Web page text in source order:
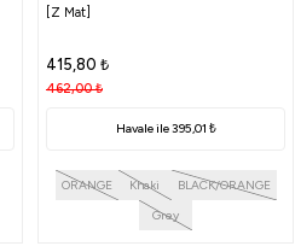
[Z Mat]
415,80 ₺
462,00₺
Havale ile 395,01 ₺
ORANGE Khaki
BLACK/ORANGE
Grey